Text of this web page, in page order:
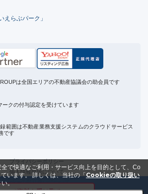
ルで資料を受け取る
えらぶパーク」
は全国エリアの不動産協議会の助会員です
ークの付与認定を受けています
範囲は不動産業務支援システムのクラウドサービス
です
プライバシーポリシー
個人情報取扱について
Cookieの取り扱いについて
で快適なご利用・サービス向上を目的として、Co
います。詳しくは、当社の「Cookieの取り扱い
い。